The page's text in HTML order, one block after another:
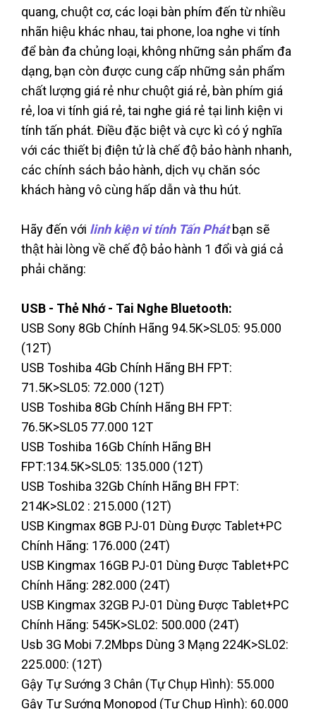
quang, chuột cơ, các loại bàn phím đến từ nhiều
nhãn hiệu khác nhau, tai phone, loa nghe vi tính
để bàn đa chủng loại, không những sản phẩm đa
dạng, bạn còn được cung cấp những sản phẩm
chất lượng giá rẻ như chuột giá rẻ, bàn phím giá
rẻ, loa vi tính giá rẻ, tai nghe giá rẻ tại linh kiện vi
tính tấn phát. Điều đặc biệt và cực kì có ý nghĩa
với các thiết bị điện tử là chế độ bảo hành nhanh,
các chính sách bảo hành, dịch vụ chăn sóc
khách hàng vô cùng hấp dẫn và thu hút.
Hãy đến với linh kiện vi tính Tấn Phátbạn sẽ
thật hài lòng về chế độ bảo hành 1 đổi và giá cả
phải chăng:
USB - Thẻ Nhớ - Tai Nghe Bluetooth:
USB Sony 8Gb Chính Hãng 94.5K>SL05: 95.000
(12T)
USB Toshiba 4Gb Chính Hãng BH FPT:
71.5K>SL05: 72.000 (12T)
USB Toshiba 8Gb Chính Hãng BH FPT:
76.5K>SL05 77.000 12T
USB Toshiba 16Gb Chính Hãng BH
FPT:134.5K>SL05: 135.000 (12T)
USB Toshiba 32Gb Chính Hãng BH FPT:
214K>SL02 : 215.000 (12T)
USB Kingmax 8GB PJ-01 Dùng Được Tablet+PC
Chính Hãng: 176.000 (24T)
USB Kingmax 16GB PJ-01 Dùng Được Tablet+PC
Chính Hãng: 282.000 (24T)
USB Kingmax 32GB PJ-01 Dùng Được Tablet+PC
Chính Hãng: 545K>SL02: 500.000 (24T)
Usb 3G Mobi 7.2Mbps Dùng 3 Mạng 224K>SL02:
225.000: (12T)
Gậy Tự Sướng 3 Chân (Tự Chụp Hình): 55.000
Gậy Tự Sướng Monopod (Tự Chụp Hình): 60.000